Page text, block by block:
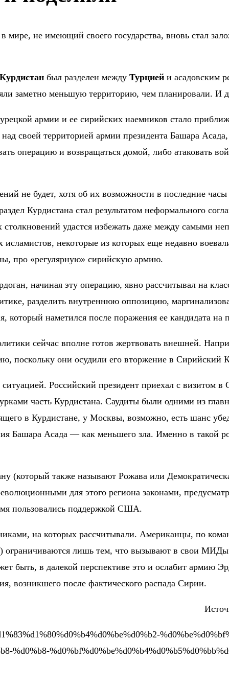
мире, не имеющий своего государства, вновь стал
был разделен между Турцией и асадовским
заметно меньшую территорию, чем планировали. И
армии и ее сирийских наемников стало
своей территорией армии президента Башара
операцию и возвращаться домой, либо атаковать
не будет, хотя об их возможности в последние
Курдистана стал результатом неформального
столкновений удастся избежать даже между самыми
некоторые из которых еще недавно
про «регулярную» сирийскую армию.
начиная эту операцию, явно рассчитывал на
разделить внутреннюю оппозицию,
который наметился после поражения ее кандидата
сейчас вполне готов жертвовать внешней.
поскольку они осудили его вторжение в Сирийский
Российский президент приехал с визитом
часть Курдистана. Саудиты были одними из
в Курдистане, у Москвы, возможно, есть шанс
Башара Асада — как меньшего зла. Именно в такой
(который также называют Рожава или
для этого региона законами,
пользовались поддержкой США.
на которых рассчитывали. Американцы, по
ограничиваются лишь тем, что вызывают в свои
быть, в далекой перспективе это и ослабит армию
возникшего после фактического распада Сирии.
%d0%b8-